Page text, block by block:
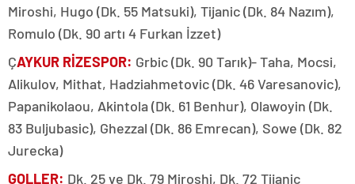
Miroshi, Hugo (Dk. 55 Matsuki), Tijanic (Dk. 84 Nazım),
Romulo (Dk. 90 artı 4 Furkan İzzet)
ÇAYKUR RİZESPOR: Grbic (Dk. 90 Tarık)- Taha, Mocsi,
Alikulov, Mithat, Hadziahmetovic (Dk. 46 Varesanovic),
Papanikolaou, Akintola (Dk. 61 Benhur), Olawoyin (Dk.
83 Buljubasic), Ghezzal (Dk. 86 Emrecan), Sowe (Dk. 82
Jurecka)
GOLLER: Dk. 25 ve Dk. 79 Miroshi, Dk. 72 Tijanic